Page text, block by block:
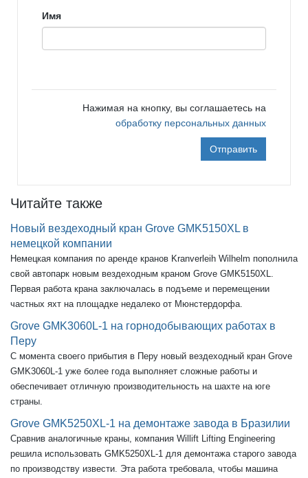
Имя
Нажимая на кнопку, вы соглашаетесь на
обработку персональных данных
Отправить
Читайте также
Новый вездеходный кран Grove GMK5150XL в
немецкой компании
Немецкая компания по аренде кранов Kranverleih Wilhelm пополнила
свой автопарк новым вездеходным краном Grove GMK5150XL.
Первая работа крана заключалась в подъеме и перемещении
частных яхт на площадке недалеко от Мюнстердорфа.
Grove GMK3060L-1 на горнодобывающих работах в
Перу
С момента своего прибытия в Перу новый вездеходный кран Grove
GMK3060L-1 уже более года выполняет сложные работы и
обеспечивает отличную производительность на шахте на юге
страны.
Grove GMK5250XL-1 на демонтаже завода в Бразилии
Сравнив аналогичные краны, компания Willift Lifting Engineering
решила использовать GMK5250XL-1 для демонтажа старого завода
по производству извести. Эта работа требовала, чтобы машина